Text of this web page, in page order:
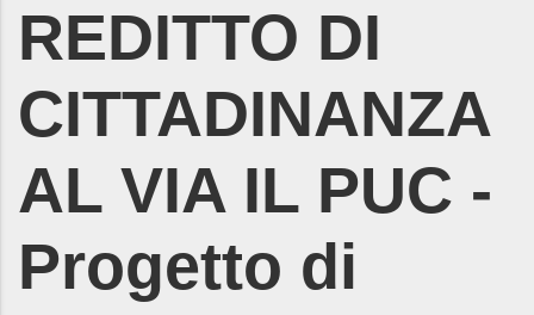
REDITTO DI
CITTADINANZA
AL VIA IL PUC -
Progetto di